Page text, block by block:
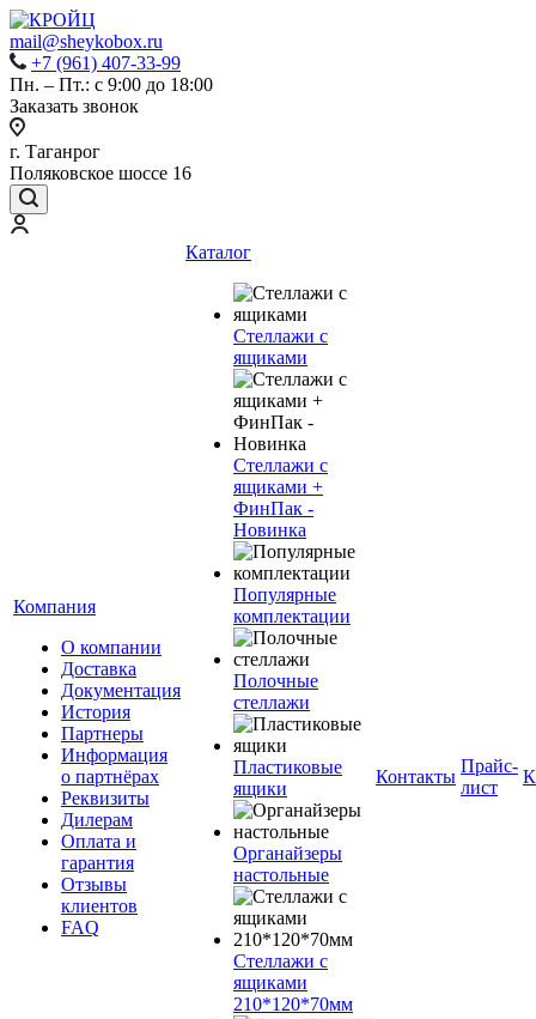
mail@sheykobox.ru
+7 (961) 407-33-99
Пн. – Пт.: с 9:00 до 18:00
Заказать звонок
г. Таганрог
Поляковское шоссе 16
Компания
О компании
Доставка
Документация
История
Партнеры
Информация
о партнёрах
Реквизиты
Дилерам
Оплата и
гарантия
Отзывы
клиентов
FAQ
Каталог
Стеллажи с
ящиками
Стеллажи с
ящиками +
ФинПак -
Новинка
Популярные
комплектации
Полочные
стеллажи
Пластиковые
ящики
Органайзеры
настольные
Стеллажи с
ящиками
210*120*70мм
Контакты
Прайс-
лист